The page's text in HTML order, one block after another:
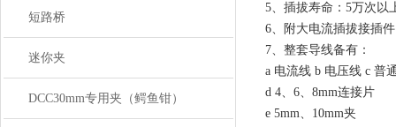
短路桥
迷你夹
DCC30mm专用夹（鳄鱼钳）
5、插拔寿命：5万次以
6、附大电流插拔接插
7、整套导线备有：
a 电流线 b 电压线 c 普
d 4、6、8mm连接片
e 5mm、10mm夹